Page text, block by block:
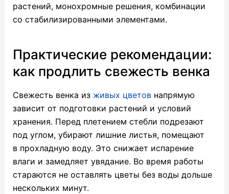
растений, монохромные решения, комбинации
со стабилизированными элементами.
Практические рекомендации:
как продлить свежесть венка
Свежесть венка из живых цветовнапрямую
зависит от подготовки растений и условий
хранения. Перед плетением стебли подрезают
под углом, убирают лишние листья, помещают
в прохладную воду. Это снижает испарение
влаги и замедляет увядание. Во время работы
стараются не оставлять цветы без воды дольше
нескольких минут.